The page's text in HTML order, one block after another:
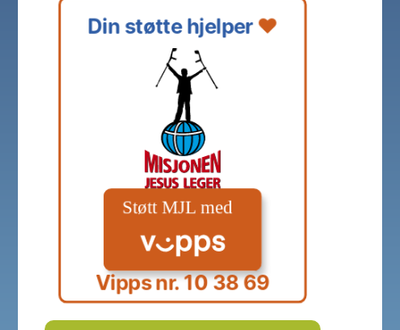
Din støtte hjelper ❤️
Vipps nr. 10 38 69